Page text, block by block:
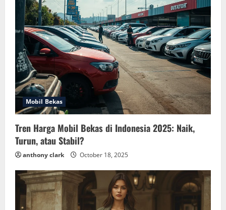
Mobil Bekas
Tren Harga Mobil Bekas di Indonesia 2025: Naik,
Turun, atau Stabil?
anthony clark October 18, 2025